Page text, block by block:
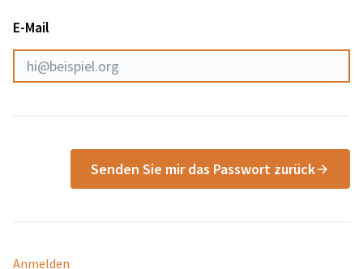
E-Mail
Senden Sie mir das Passwort zurück
Anmelden